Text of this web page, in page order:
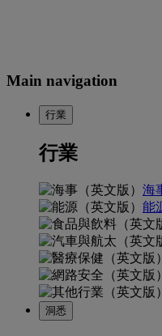
Main navigation
行業
行業
海
能
洞悉